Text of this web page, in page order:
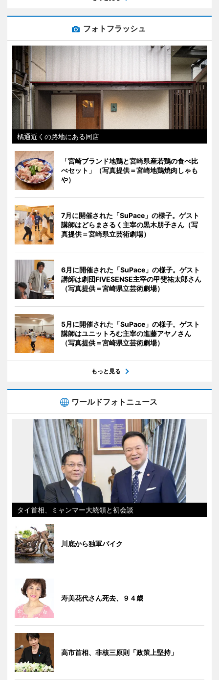
フォトフラッシュ
橘通近くの路地にある同店
「宮崎ブランド地鶏と宮崎県産若鶏の食べ比
べセット」（写真提供＝宮崎地鶏焼肉しゃも
や）
7月に開催された「SuPace」の様子。ゲスト
講師はどらまさるく主宰の黒木朋子さん（写
真提供＝宮崎県立芸術劇場）
6月に開催された「SuPace」の様子。ゲスト
講師は劇団FIVESENSE主宰の甲斐祐太郎さん
（写真提供＝宮崎県立芸術劇場）
5月に開催された「SuPace」の様子。ゲスト
講師はユニットろむ主宰の進藤アヤノさん
（写真提供＝宮崎県立芸術劇場）
もっと見る
ワールドフォトニュース
タイ首相、ミャンマー大統領と初会談
川底から独軍バイク
寿美花代さん死去、９４歳
高市首相、非核三原則「政策上堅持」